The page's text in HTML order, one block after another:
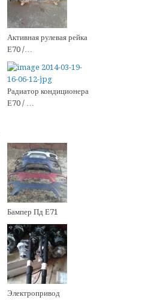
Активная рулевая рейка
Е70 /…
Радиатор кондиционера
Е70 / …
Бампер Пд Е71
Электропривод